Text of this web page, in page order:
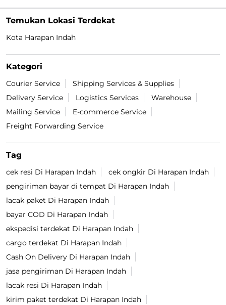
Temukan Lokasi Terdekat
Kota Harapan Indah
Kategori
Courier Service
Shipping Services & Supplies
Delivery Service
Logistics Services
Warehouse
Mailing Service
E-commerce Service
Freight Forwarding Service
Tag
cek resi Di Harapan Indah
cek ongkir Di Harapan Indah
pengiriman bayar di tempat Di Harapan Indah
lacak paket Di Harapan Indah
bayar COD Di Harapan Indah
ekspedisi terdekat Di Harapan Indah
cargo terdekat Di Harapan Indah
Cash On Delivery Di Harapan Indah
jasa pengiriman Di Harapan Indah
lacak resi Di Harapan Indah
kirim paket terdekat Di Harapan Indah